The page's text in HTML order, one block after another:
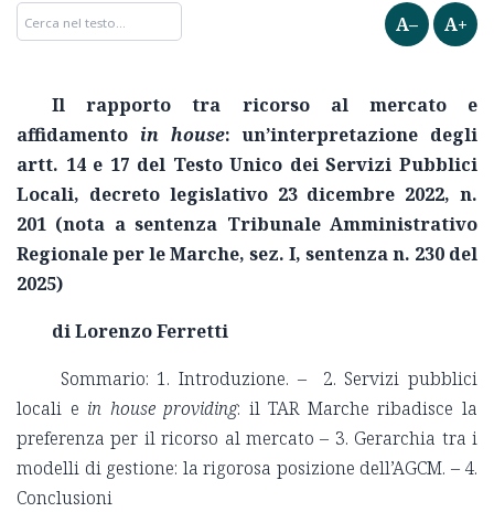
A– A+
Il rapporto tra ricorso al mercato e
affidamento in house: un’interpretazione degli
artt. 14 e 17 del Testo Unico dei Servizi Pubblici
Locali, decreto legislativo 23 dicembre 2022, n.
201 (nota a sentenza Tribunale Amministrativo
Regionale per le Marche, sez. I, sentenza n. 230 del
2025)
di Lorenzo Ferretti
Sommario: 1. Introduzione. – 2. Servizi pubblici
locali e in house providing: il TAR Marche ribadisce la
preferenza per il ricorso al mercato – 3. Gerarchia tra i
modelli di gestione: la rigorosa posizione dell’AGCM. – 4.
Conclusioni